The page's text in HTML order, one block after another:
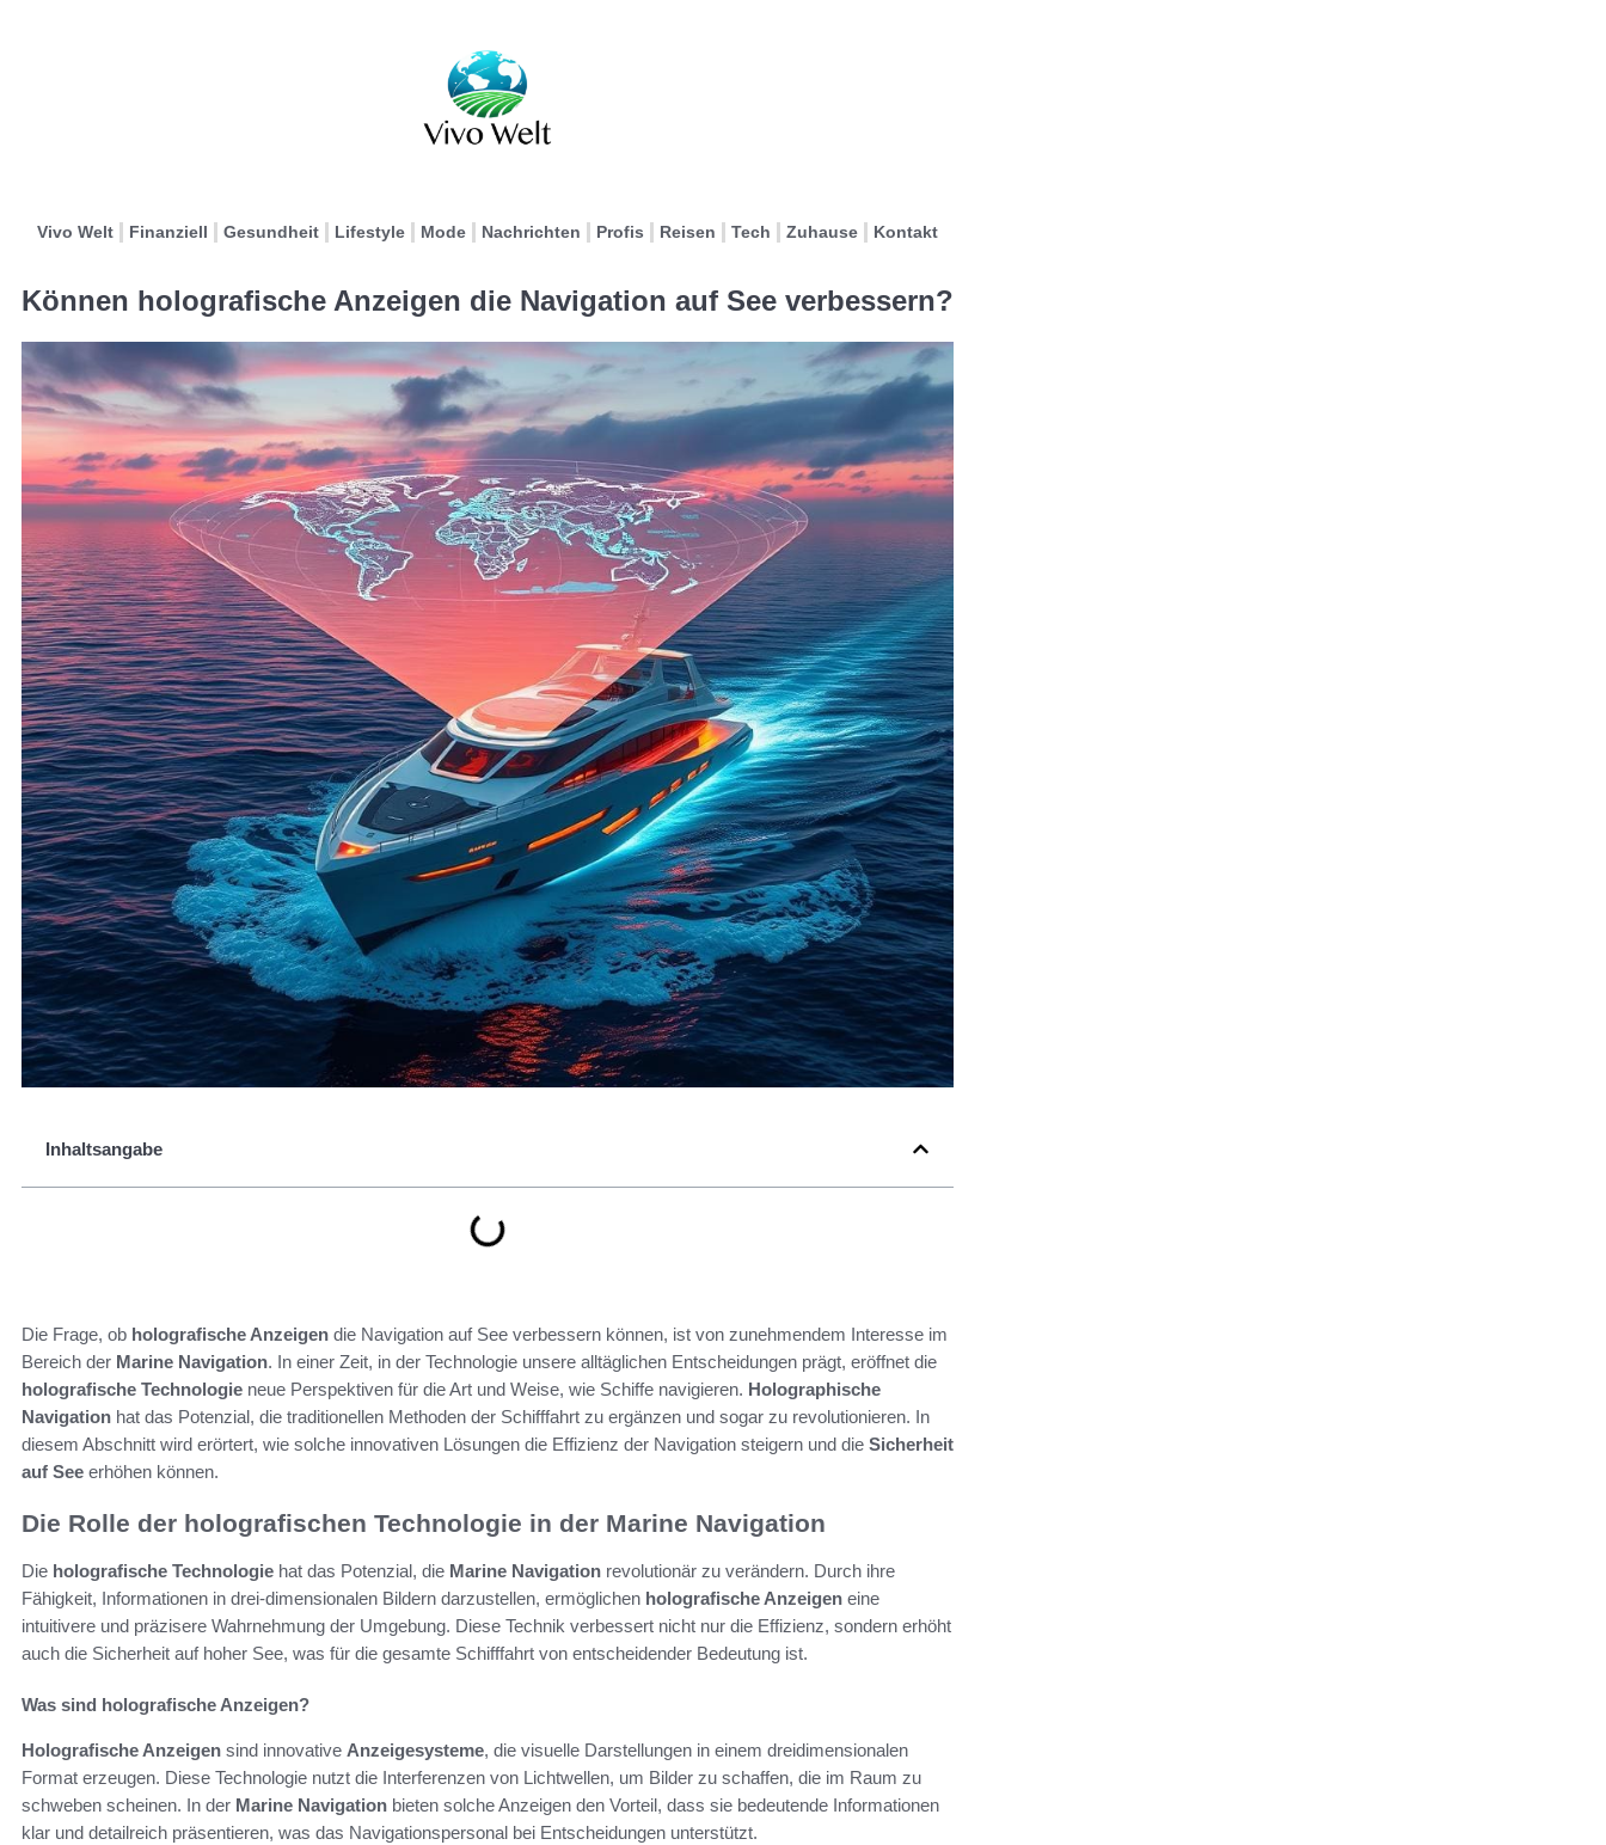
Vivo Welt Finanziell Gesundheit Lifestyle Mode Nachrichten Profis Reisen Tech Zuhause Kontakt
Können holografische Anzeigen die Navigation auf See verbessern?
Inhaltsangabe
Die Frage, ob holografische Anzeigen die Navigation auf See verbessern können, ist von zunehmendem Interesse im
Bereich der Marine Navigation. In einer Zeit, in der Technologie unsere alltäglichen Entscheidungen prägt, eröffnet die
holografische Technologie neue Perspektiven für die Art und Weise, wie Schiffe navigieren. Holographische
Navigation hat das Potenzial, die traditionellen Methoden der Schifffahrt zu ergänzen und sogar zu revolutionieren. In
diesem Abschnitt wird erörtert, wie solche innovativen Lösungen die Effizienz der Navigation steigern und die Sicherheit
auf See erhöhen können.
Die Rolle der holografischen Technologie in der Marine Navigation
Die holografische Technologie hat das Potenzial, die Marine Navigation revolutionär zu verändern. Durch ihre
Fähigkeit, Informationen in drei-dimensionalen Bildern darzustellen, ermöglichen holografische Anzeigen eine
intuitivere und präzisere Wahrnehmung der Umgebung. Diese Technik verbessert nicht nur die Effizienz, sondern erhöht
auch die Sicherheit auf hoher See, was für die gesamte Schifffahrt von entscheidender Bedeutung ist.
Was sind holografische Anzeigen?
Holografische Anzeigen sind innovative Anzeigesysteme, die visuelle Darstellungen in einem dreidimensionalen
Format erzeugen. Diese Technologie nutzt die Interferenzen von Lichtwellen, um Bilder zu schaffen, die im Raum zu
schweben scheinen. In der Marine Navigation bieten solche Anzeigen den Vorteil, dass sie bedeutende Informationen
klar und detailreich präsentieren, was das Navigationspersonal bei Entscheidungen unterstützt.